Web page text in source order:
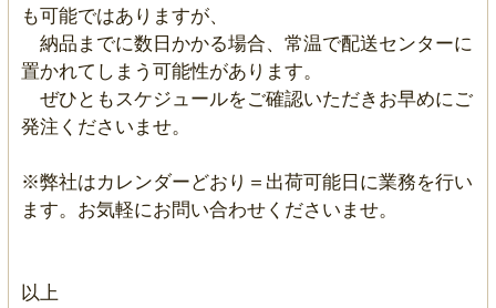
も可能ではありますが、
納品までに数日かかる場合、常温で配送センターに
置かれてしまう可能性があります。
ぜひともスケジュールをご確認いただきお早めにご
発注くださいませ。
※弊社はカレンダーどおり＝出荷可能日に業務を行い
ます。お気軽にお問い合わせくださいませ。
以上